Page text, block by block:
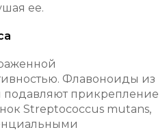
ее.
Флавоноиды из
подавляют прикрепление
Streptococcus mutans,